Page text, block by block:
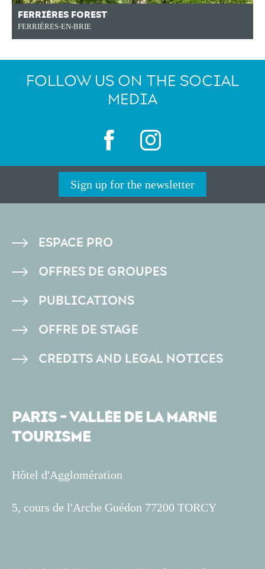
FERRIÈRES FOREST
FERRIÈRES-EN-BRIE
FOLLOW US ON THE SOCIAL
MEDIA
Sign up for the newsletter
PIED
DE
ESPACE PRO
OFFRES DE GROUPES
PUBLICATIONS
OFFRE DE STAGE
CREDITS AND LEGAL NOTICES
PARIS - VALLÉE DE LA MARNE
TOURISME
Hôtel d'Agglomération
5, cours de l'Arche Guédon 77200 TORCY